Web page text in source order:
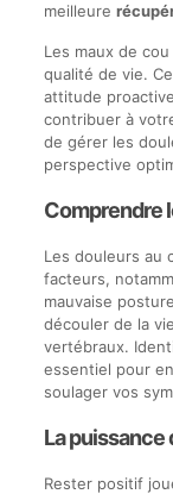
meilleure
Les maux de
qualité de vie.
attitude
contribuer à
de gérer les
perspective
Comprendre
Les douleurs au
facteurs,
mauvaise
découler de la
vertébraux.
essentiel pour
soulager vos
La puissance
Rester positif